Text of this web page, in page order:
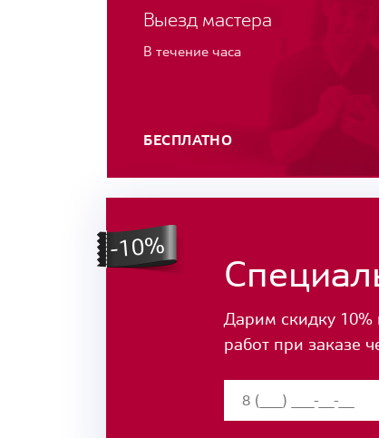
Выезд мастера
В течение часа
БЕСПЛАТНО
Дарим скидку
работ при заказе